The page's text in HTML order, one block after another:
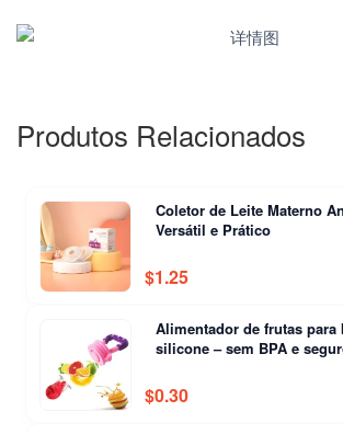
Produtos Relacionados
Coletor de Leite Materno
Versátil e Prático
$1.25
Alimentador de frutas para
silicone – sem BPA e
$0.30